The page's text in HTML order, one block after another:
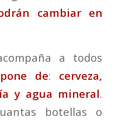
cambiar en
a todos
de: cerveza,
y agua mineral.
botellas o